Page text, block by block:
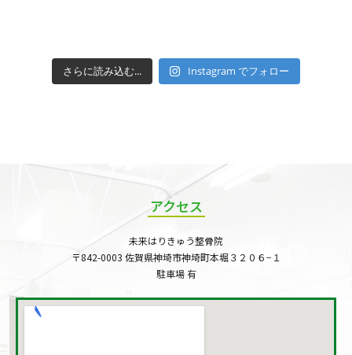
さらに読み込む... Instagram でフォロー
アクセス
未来はりきゅう整骨院
〒842-0003 佐賀県神埼市神埼町本堀３２０６−１
駐車場 有